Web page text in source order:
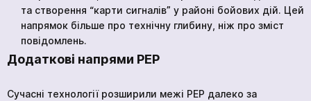
та створення “карти сигналів” у районі бойових дій. Цей
напрямок більше про технічну глибину, ніж про зміст
повідомлень.
Додаткові напрями РЕР
Сучасні технології розширили межі РЕР далеко за